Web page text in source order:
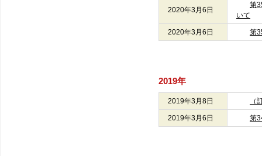
2020年3月6日
第
いて
2020年3月6日 第
2019年
2019年3月8日 （
2019年3月6日 第